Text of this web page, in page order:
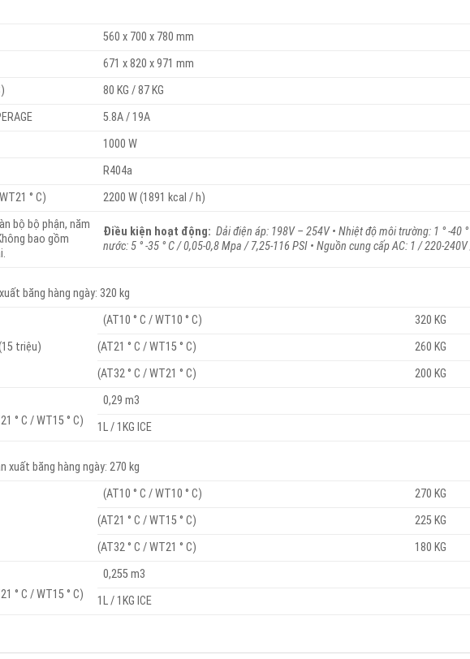
560 x 700 x 780 mm
671 x 820 x 971 mm
80 KG / 87 KG
5.8A / 19A
1000 W
R404a
° C)
2200 W (1891 kcal / h)
bộ bộ phận, năm
bao gồm
Điều kiện hoạt động:Dải điện áp: 198V – 254V • Nhiệt độ môi trường: 1 ° -40 °
nước: 5 ° -35 ° C / 0,05-0,8 Mpa / 7,25-116 PSI • Nguồn cung cấp AC: 1 / 220-
băng hàng ngày: 320 kg
triệu)
(AT10 ° C / WT10 ° C)
320 KG
(AT21 ° C / WT15 ° C)
260 KG
(AT32 ° C / WT21 ° C)
200 KG
° C / WT15 ° C)
0,29 m3
1L / 1KG ICE
xuất băng hàng ngày: 270 kg
(AT10 ° C / WT10 ° C)
270 KG
(AT21 ° C / WT15 ° C)
225 KG
(AT32 ° C / WT21 ° C)
180 KG
° C / WT15 ° C)
0,255 m3
1L / 1KG ICE